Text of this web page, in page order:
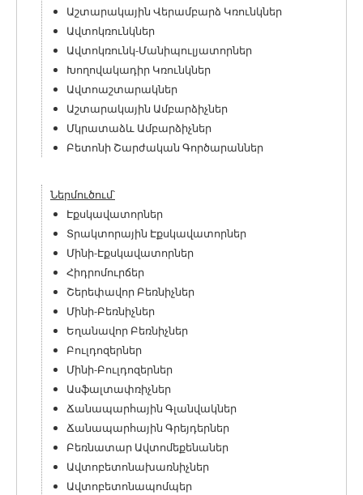
Աշտարակային Վերամբարձ Կռունկներ
Ավտոկռունկներ
Ավտոկռունկ-Մանիպուլյատորներ
Խողովակադիր Կռունկներ
Ավտոաշտարակներ
Աշտարակային Ամբարձիչներ
Մկրատաձև Ամբարձիչներ
Բետոնի Շարժական Գործարաններ
Ներմուծում՝
Էքսկավատորներ
Տրակտորային Էքսկավատորներ
Մինի-Էքսկավատորներ
Հիդրոմուրճեր
Շերեփավոր Բեռնիչներ
Մինի-Բեռնիչներ
Եղանավոր Բեռնիչներ
Բուլդոզերներ
Մինի-Բուլդոզերներ
Ասֆալտափռիչներ
Ճանապարհային Գլանվակներ
Ճանապարհային Գրեյդերներ
Բեռնատար Ավտոմեքենաներ
Ավտոբետոնախառնիչներ
Ավտոբետոնապոմպեր